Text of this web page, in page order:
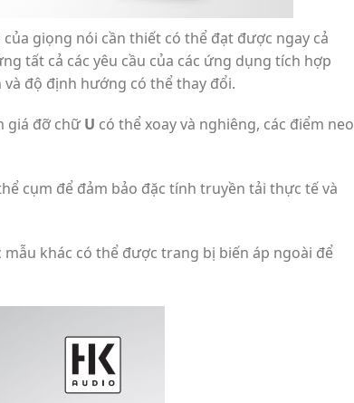
giọng nói cần thiết có thể đạt được ngay cả
tất cả các yêu cầu của các ứng dụng tích hợp
độ định hướng có thể thay đổi.
giá đỡ chữU có thể xoay và nghiêng, các điểm neo
cụm để đảm bảo đặc tính truyền tải thực tế và
khác có thể được trang bị biến áp ngoài để